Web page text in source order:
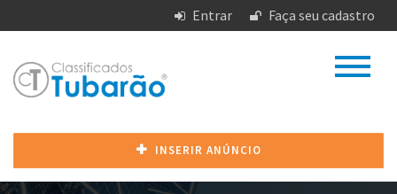
Entrar Faça seu cadastro
INSERIR ANÚNCIO